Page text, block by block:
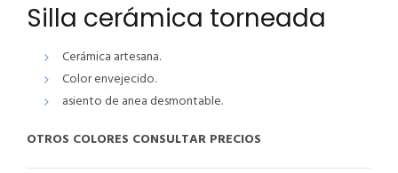
Silla cerámica torneada
Cerámica artesana.
Color envejecido.
asiento de anea desmontable.
OTROS COLORES CONSULTAR PRECIOS